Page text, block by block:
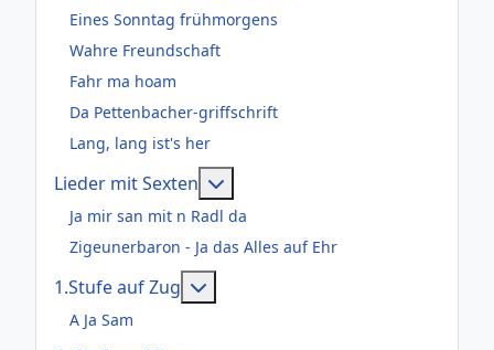
Eines Sonntag frühmorgens
Wahre Freundschaft
Fahr ma hoam
Da Pettenbacher-griffschrift
Lang, lang ist's her
Lieder mit Sexten
Ja mir san mit n Radl da
Zigeunerbaron - Ja das Alles auf Ehr
1.Stufe auf Zug
A Ja Sam